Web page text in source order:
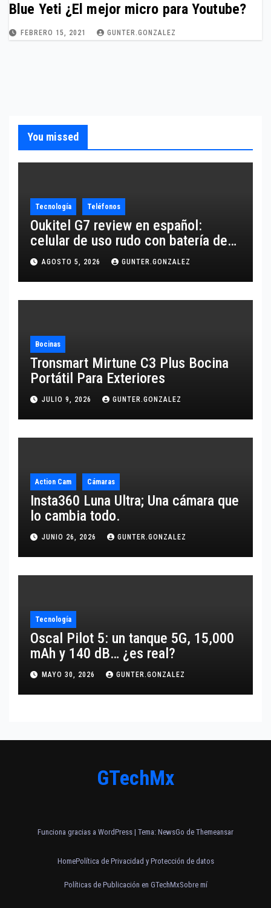
Blue Yeti ¿El mejor micro para Youtube?
FEBRERO 15, 2021 GUNTER.GONZALEZ
You missed
Tecnología Teléfonos
Oukitel G7 review en español:
celular de uso rudo con batería de
10,600 mAh
AGOSTO 5, 2026 GUNTER.GONZALEZ
Bocinas
Tronsmart Mirtune C3 Plus Bocina
Portátil Para Exteriores
JULIO 9, 2026 GUNTER.GONZALEZ
Action Cam Cámaras
Insta360 Luna Ultra; Una cámara que
lo cambia todo.
JUNIO 26, 2026 GUNTER.GONZALEZ
Tecnología
Oscal Pilot 5: un tanque 5G, 15,000
mAh y 140 dB… ¿es real?
MAYO 30, 2026 GUNTER.GONZALEZ
GTechMx
Funciona gracias a WordPress | Tema: NewsGo de Themeansar
HomePolítica de Privacidad y Protección de datos
Políticas de Publicación en GTechMxSobre mí